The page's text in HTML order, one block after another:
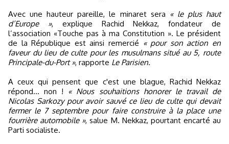
Avec une hauteur pareille, le minaret sera « le plus haut
d’Europe », explique Rachid Nekkaz, fondateur de
l’association «Touche pas à ma Constitution ». Le président
de la République est ainsi remercié « pour son action en
faveur du lieu de culte pour les musulmans situé au 5, route
Principale-du-Port », rapporte Le Parisien.
A ceux qui pensent que c'est une blague, Rachid Nekkaz
répond... non ! « Nous souhaitions honorer le travail de
Nicolas Sarkozy pour avoir sauvé ce lieu de culte qui devait
fermer le 7 septembre pour faire construire à la place une
fourrière automobile », salue M. Nekkaz, pourtant encarté au
Parti socialiste.